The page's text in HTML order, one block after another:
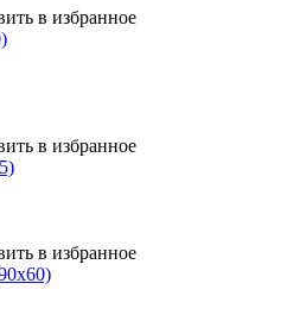
в избранное
в избранное
в избранное